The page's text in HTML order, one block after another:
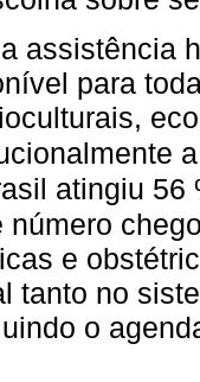
assistência
para
atingiu
número
e
tanto no
o